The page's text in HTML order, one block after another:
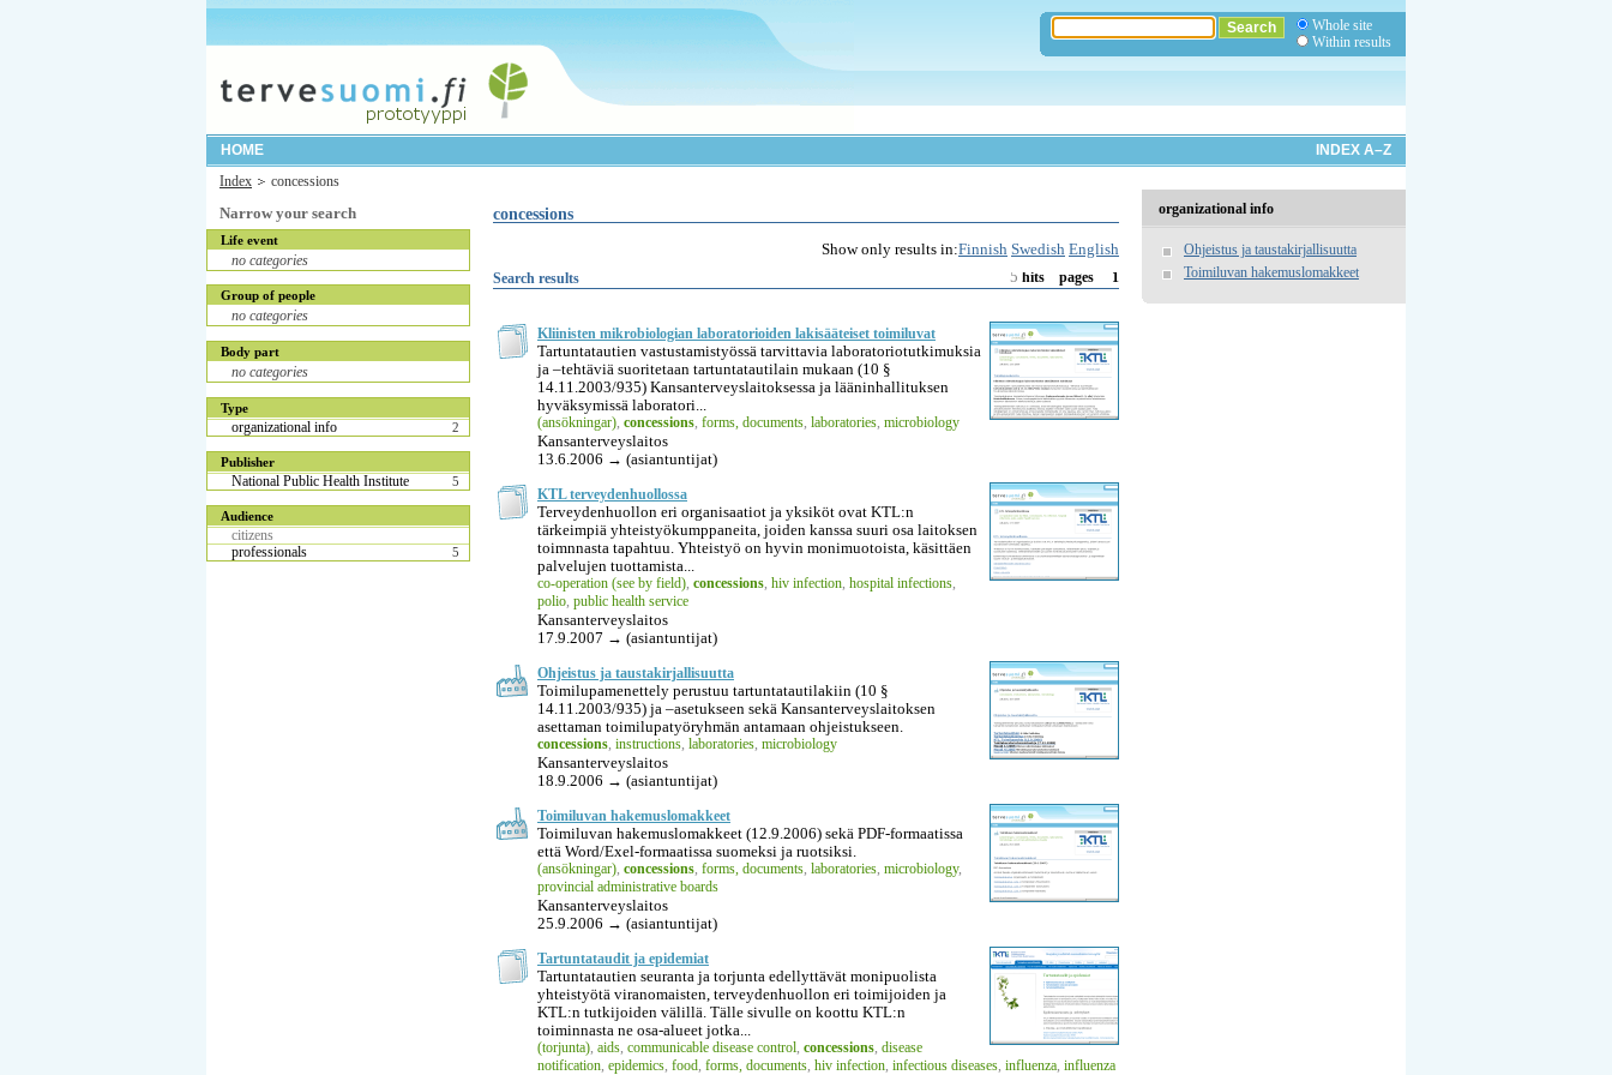
Whole site
Within results
HOME
INDEX A–Z
Index
concessions
Narrow your search
Life event
no categories
Group of people
no categories
Body part
no categories
Type
organizational info 2
Publisher
National Public Health Institute 5
Audience
citizens
professionals
5
concessions
Show only results in:Finnish Swedish English
Search results 5hits pages 1
Kliinisten mikrobiologian laboratorioiden lakisääteiset toimiluvat
Tartuntatautien vastustamistyössä tarvittavia laboratoriotutkimuksia
ja –tehtäviä suoritetaan tartuntatautilain mukaan (10 §
14.11.2003/935) Kansanterveyslaitoksessa ja lääninhallituksen
hyväksymissä laboratori...
(ansökningar) concessions forms, documents laboratories microbiology
Kansanterveyslaitos
13.6.2006 → (asiantuntijat)
KTL terveydenhuollossa
Terveydenhuollon eri organisaatiot ja yksiköt ovat KTL:n
tärkeimpiä yhteistyökumppaneita, joiden kanssa suuri osa laitoksen
toimnnasta tapahtuu. Yhteistyö on hyvin monimuotoista, käsittäen
palvelujen tuottamista...
co-operation (see by field) concessions hiv infection hospital infections
polio public health service
Kansanterveyslaitos
17.9.2007 → (asiantuntijat)
Ohjeistus ja taustakirjallisuutta
Toimilupamenettely perustuu tartuntatautilakiin (10 §
14.11.2003/935) ja –asetukseen sekä Kansanterveyslaitoksen
asettaman toimilupatyöryhmän antamaan ohjeistukseen.
concessions instructions laboratories microbiology
Kansanterveyslaitos
18.9.2006 → (asiantuntijat)
Toimiluvan hakemuslomakkeet
Toimiluvan hakemuslomakkeet (12.9.2006) sekä PDF-formaatissa
että Word/Exel-formaatissa suomeksi ja ruotsiksi.
(ansökningar) concessions forms, documents laboratories microbiology,
provincial administrative boards
Kansanterveyslaitos
25.9.2006 → (asiantuntijat)
Tartuntataudit ja epidemiat
Tartuntatautien seuranta ja torjunta edellyttävät monipuolista
yhteistyötä viranomaisten, terveydenhuollon eri toimijoiden ja
KTL:n tutkijoiden välillä. Tälle sivulle on koottu KTL:n
toiminnasta ne osa-alueet jotka...
(torjunta) aids communicable disease control concessions disease
notification epidemics food forms, documents hiv infection infectious diseases influenza influenza
organizational info
Ohjeistus ja taustakirjallisuutta
Toimiluvan hakemuslomakkeet